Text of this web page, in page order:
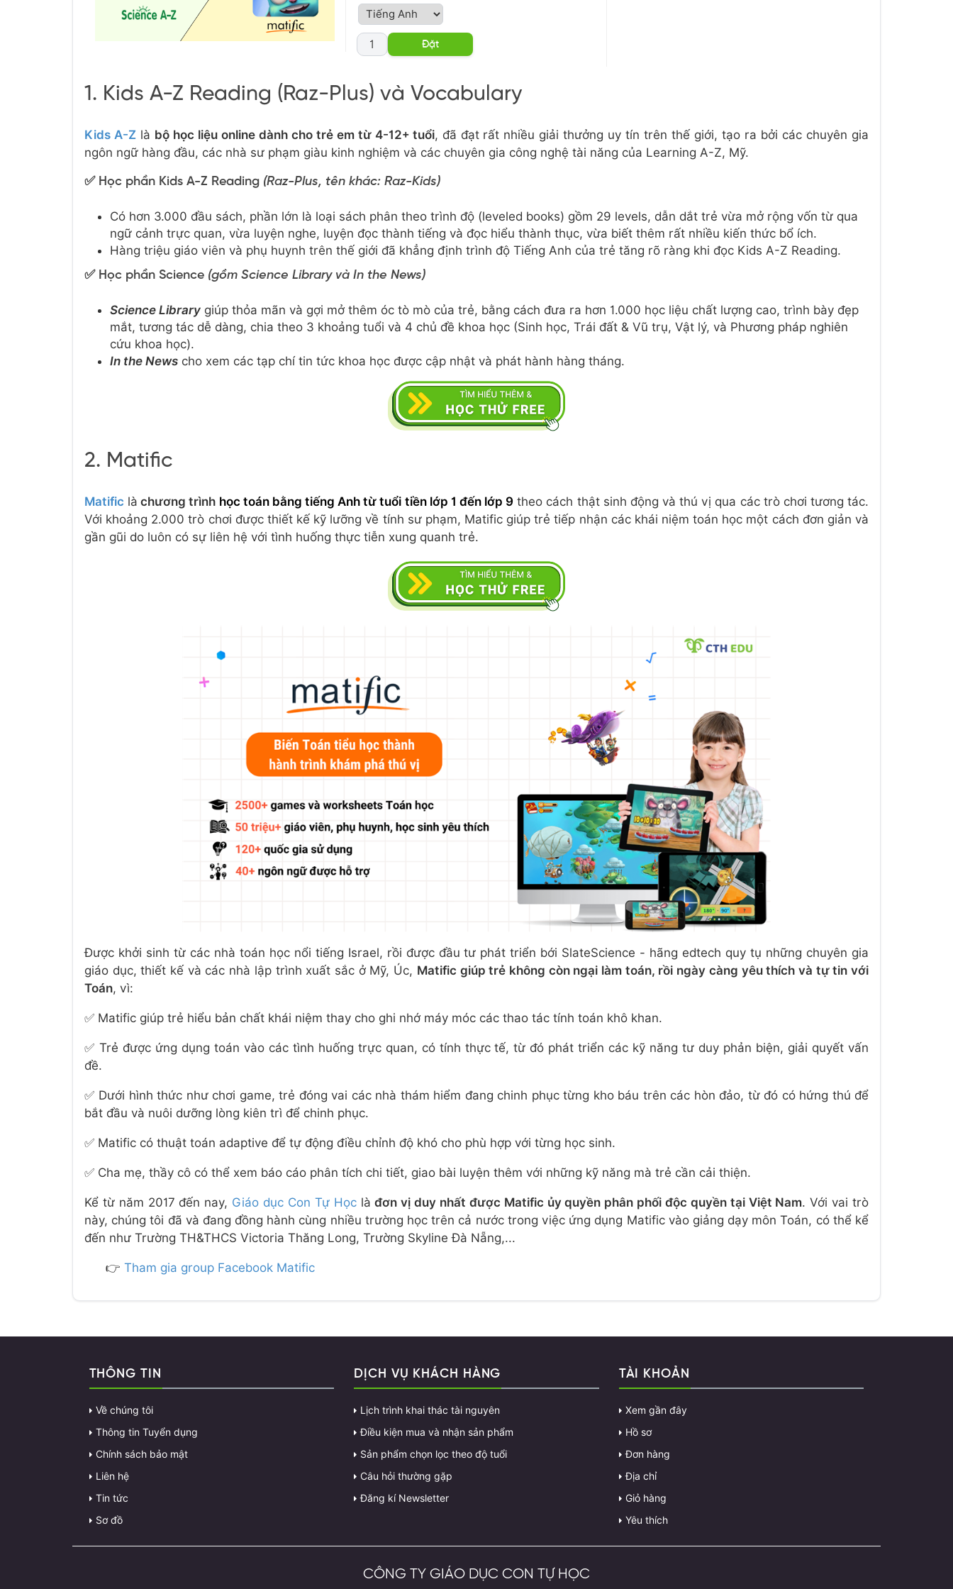
1. Kids A-Z Reading (Raz-Plus) và Vocabulary
Kids A-Z là bộ học liệu online dành cho trẻ em từ 4-12+ tuổi, đã đạt rất nhiều giải thưởng uy tín trên thế giới, tạo ra bởi các chuyên gia
ngôn ngữ hàng đầu, các nhà sư phạm giàu kinh nghiệm và các chuyên gia công nghệ tài năng của Learning A-Z, Mỹ.
✅ Học phần Kids A-Z Reading (Raz-Plus, tên khác: Raz-Kids)
Có hơn 3.000 đầu sách, phần lớn là loại sách phân theo trình độ (leveled books) gồm 29 levels, dẫn dắt trẻ vừa mở rộng vốn từ qua
ngữ cảnh trực quan, vừa luyện nghe, luyện đọc thành tiếng và đọc hiểu thành thục, vừa biết thêm rất nhiều kiến thức bổ ích.
Hàng triệu giáo viên và phụ huynh trên thế giới đã khẳng định trình độ Tiếng Anh của trẻ tăng rõ ràng khi đọc Kids A-Z Reading.
✅ Học phần Science (gồm Science Library và In the News)
Science Library giúp thỏa mãn và gợi mở thêm óc tò mò của trẻ, bằng cách đưa ra hơn 1.000 học liệu chất lượng cao, trình bày đẹp
mắt, tương tác dễ dàng, chia theo 3 khoảng tuổi và 4 chủ đề khoa học (Sinh học, Trái đất & Vũ trụ, Vật lý, và Phương pháp nghiên
cứu khoa học).
In the News cho xem các tạp chí tin tức khoa học được cập nhật và phát hành hàng tháng.
2. Matific
Matific là chương trình học toán bằng tiếng Anh từ tuổi tiền lớp 1 đến lớp 9 theo cách thật sinh động và thú vị qua các trò chơi tương tác.
Với khoảng 2.000 trò chơi được thiết kế kỹ lưỡng về tính sư phạm, Matific giúp trẻ tiếp nhận các khái niệm toán học một cách đơn giản và
gần gũi do luôn có sự liên hệ với tình huống thực tiễn xung quanh trẻ.
Được khởi sinh từ các nhà toán học nổi tiếng Israel, rồi được đầu tư phát triển bới SlateScience - hãng edtech quy tụ những chuyên gia
giáo dục, thiết kế và các nhà lập trình xuất sắc ở Mỹ, Úc, Matific giúp trẻ không còn ngại làm toán, rồi ngày càng yêu thích và tự tin với
Toán, vì:
✅ Matific giúp trẻ hiểu bản chất khái niệm thay cho ghi nhớ máy móc các thao tác tính toán khô khan.
✅ Trẻ được ứng dụng toán vào các tình huống trực quan, có tính thực tế, từ đó phát triển các kỹ năng tư duy phản biện, giải quyết vấn
đề.
✅ Dưới hình thức như chơi game, trẻ đóng vai các nhà thám hiểm đang chinh phục từng kho báu trên các hòn đảo, từ đó có hứng thú để
bắt đầu và nuôi dưỡng lòng kiên trì để chinh phục.
✅ Matific có thuật toán adaptive để tự động điều chỉnh độ khó cho phù hợp với từng học sinh.
✅ Cha mẹ, thầy cô có thể xem báo cáo phân tích chi tiết, giao bài luyện thêm với những kỹ năng mà trẻ cần cải thiện.
Kể từ năm 2017 đến nay, Giáo dục Con Tự Họclàđơn vị duy nhất được Matific ủy quyền phân phối độc quyền tại Việt Nam. Với vai trò
này, chúng tôi đã và đang đồng hành cùng nhiều trường học trên cả nước trong việc ứng dụng Matific vào giảng dạy môn Toán, có thể kể
đến như Trường TH&THCS Victoria Thăng Long, Trường Skyline Đà Nẵng,...
👉 Tham gia group Facebook Matific
THÔNG TIN
Về chúng tôi
Thông tin Tuyển dụng
Chính sách bảo mật
Liên hệ
Tin tức
Sơ đồ
DỊCH VỤ KHÁCH HÀNG
Lịch trình khai thác tài nguyên
Điều kiện mua và nhận sản phẩm
Sản phẩm chọn lọc theo độ tuổi
Câu hỏi thường gặp
Đăng kí Newsletter
TÀI KHOẢN
Xem gần đây
Hồ sơ
Đơn hàng
Địa chỉ
Giỏ hàng
Yêu thích
CÔNG TY GIÁO DỤC CON TỰ HỌC